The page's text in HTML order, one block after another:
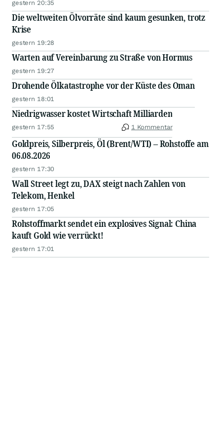
gestern 20:35
Die weltweiten Ölvorräte sind kaum gesunken, trotz
Krise
gestern 19:28
Warten auf Vereinbarung zu Straße von Hormus
gestern 19:27
Drohende Ölkatastrophe vor der Küste des Oman
gestern 18:01
Niedrigwasser kostet Wirtschaft Milliarden
gestern 17:55 1 Kommentar
Goldpreis, Silberpreis, Öl (Brent/WTI) – Rohstoffe am
06.08.2026
gestern 17:30
Wall Street legt zu, DAX steigt nach Zahlen von
Telekom, Henkel
gestern 17:05
Rohstoffmarkt sendet ein explosives Signal: China
kauft Gold wie verrückt!
gestern 17:01